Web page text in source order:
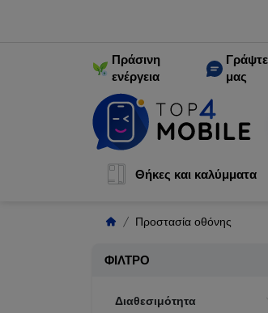
Πράσινη
ενέργεια
Γράψτε
μας
Θήκες και καλύμματα
Προστασία οθόνης
ΦΊΛΤΡΟ
Διαθεσιμότητα